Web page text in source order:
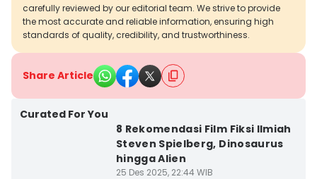
carefully reviewed by our editorial team. We strive to provide
the most accurate and reliable information, ensuring high
standards of quality, credibility, and trustworthiness.
Share Article
Curated For You
8 Rekomendasi Film Fiksi Ilmiah
Steven Spielberg, Dinosaurus
hingga Alien
25 Des 2025, 22:44 WIB